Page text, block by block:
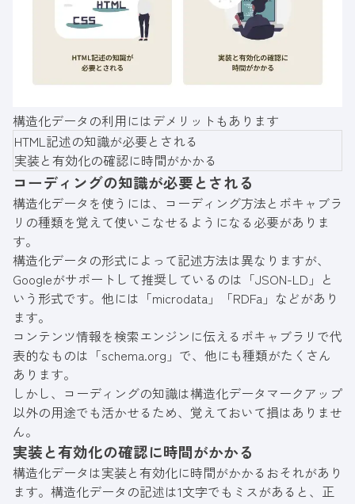
構造化データの利用にはデメリットもあります
HTML記述の知識が必要とされる
実装と有効化の確認に時間がかかる
コーディングの知識が必要とされる
構造化データを使うには、コーディング方法とボキャブラ
リの種類を覚えて使いこなせるようになる必要がありま
す。
構造化データの形式によって記述方法は異なりますが、
Googleがサポートして推奨しているのは「JSON-LD」と
いう形式です。他には「microdata」「RDFa」などがあり
ます。
コンテンツ情報を検索エンジンに伝えるボキャブラリで代
表的なものは「schema.org」で、他にも種類がたくさん
あります。
しかし、コーディングの知識は構造化データマークアップ
以外の用途でも活かせるため、覚えておいて損はありませ
ん。
実装と有効化の確認に時間がかかる
構造化データは実装と有効化に時間がかかるおそれがあり
ます。構造化データの記述は1文字でもミスがあると、正